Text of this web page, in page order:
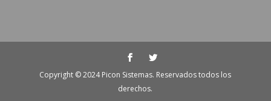
Copyright © 2024 Picon Sistemas. Reservados todos los
derechos.